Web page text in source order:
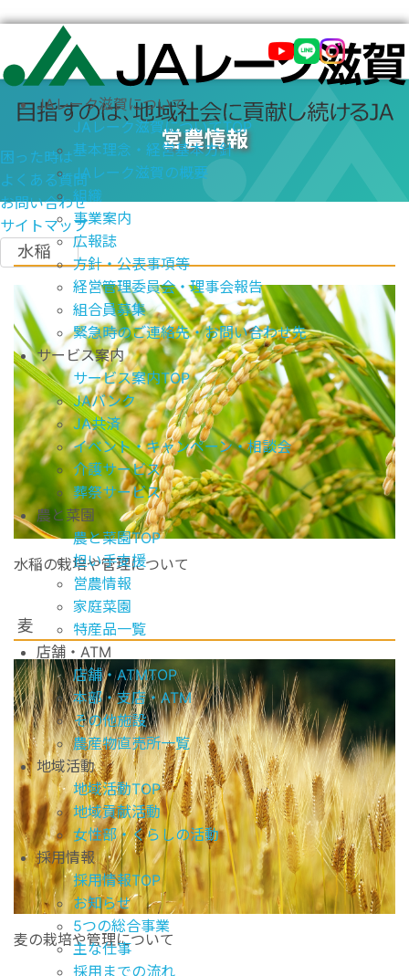
困った時は
よくある質問
お問い合わせ
サイトマップ
JAレーク滋賀について
JAレーク滋賀についてTOP
基本理念・経営基本方針
JAレーク滋賀の概要
組織
事業案内
広報誌
方針・公表事項等
経営管理委員会・理事会報告
組合員募集
緊急時のご連絡先・お問い合わせ先
サービス案内
サービス案内TOP
JAバンク
JA共済
イベント・キャンペーン・相談会
介護サービス
葬祭サービス
農と菜園
農と菜園TOP
担い手支援
営農情報
家庭菜園
特産品一覧
店舗・ATM
店舗・ATMTOP
本部・支店・ATM
その他施設
農産物直売所一覧
地域活動
地域活動TOP
地域貢献活動
女性部・くらしの活動
採用情報
採用情報TOP
お知らせ
5つの総合事業
主な仕事
採用までの流れ
営農情報
水稲
水稲の栽培や管理について
麦
麦の栽培や管理について